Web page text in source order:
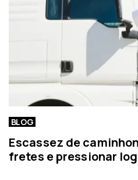
BLOG
Escassez de
fretes e pressionar